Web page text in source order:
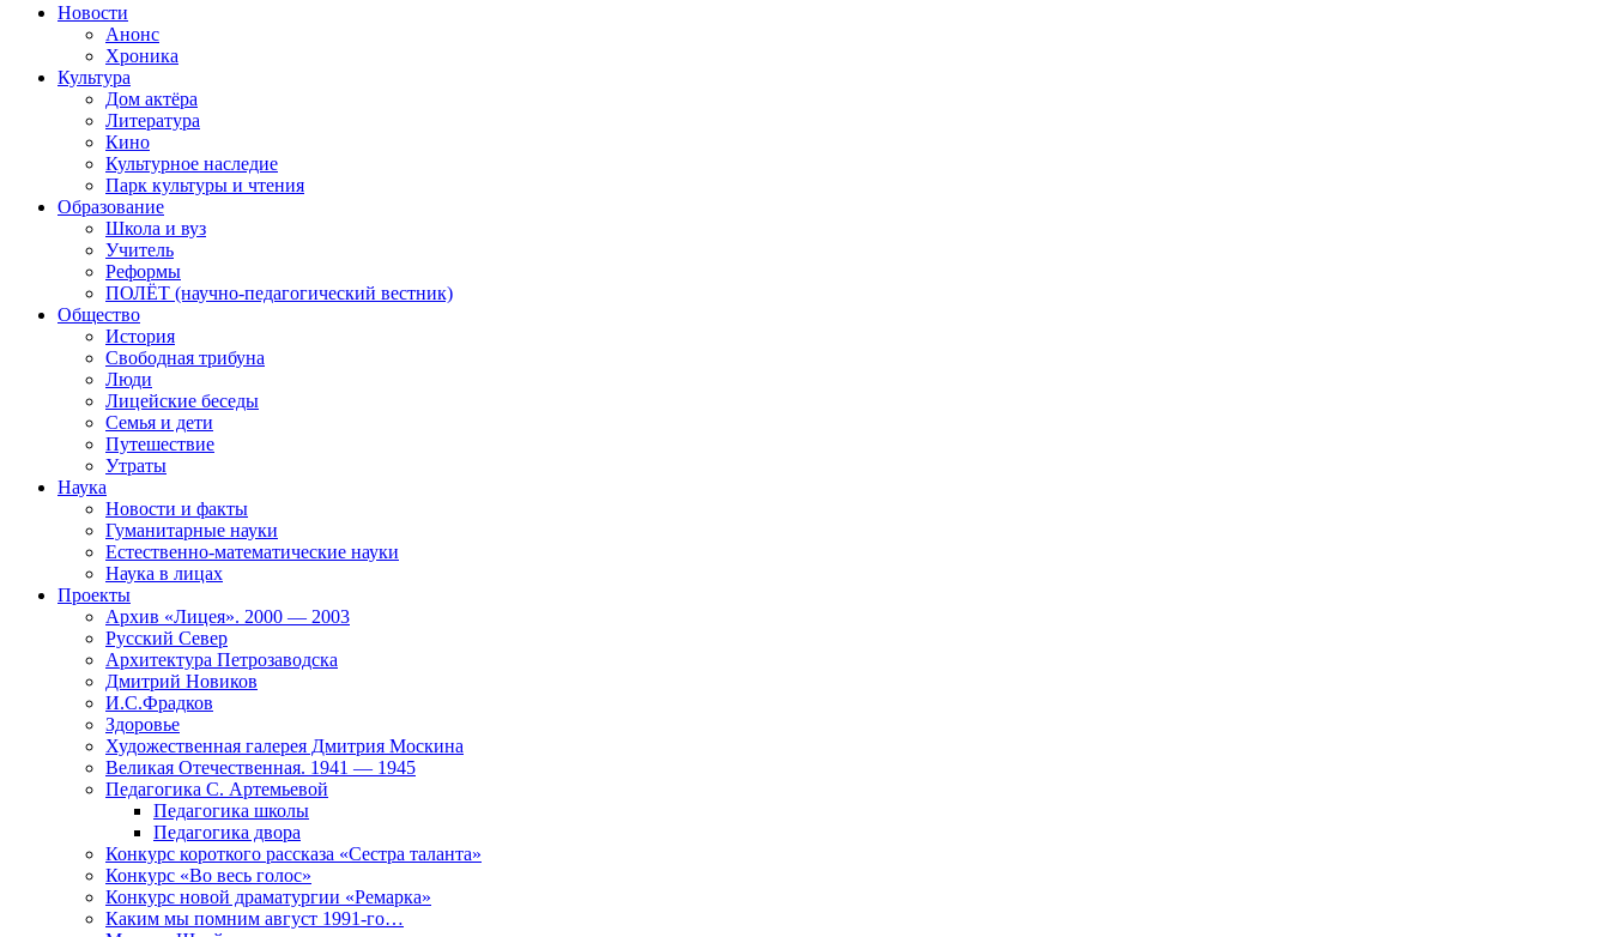
Новости
Анонс
Хроника
Культура
Дом актёра
Литература
Кино
Культурное наследие
Парк культуры и чтения
Образование
Школа и вуз
Учитель
Реформы
ПОЛЁТ (научно-педагогический вестник)
Общество
История
Свободная трибуна
Люди
Лицейские беседы
Семья и дети
Путешествие
Утраты
Наука
Новости и факты
Гуманитарные науки
Естественно-математические науки
Наука в лицах
Проекты
Архив «Лицея». 2000 — 2003
Русский Север
Архитектура Петрозаводска
Дмитрий Новиков
И.С.Фрадков
Здоровье
Художественная галерея Дмитрия Москина
Великая Отечественная. 1941 — 1945
Педагогика С. Артемьевой
Педагогика школы
Педагогика двора
Конкурс короткого рассказа «Сестра таланта»
Конкурс «Во весь голос»
Конкурс новой драматургии «Ремарка»
Каким мы помним август 1991-го…